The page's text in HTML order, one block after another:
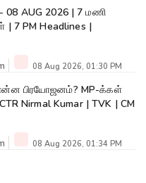
08 AUG 2026 | 7 மணி
| 7 PM Headlines |
08 Aug 2026, 01:30 PM
MP-க்கள்
Kumar | TVK | CM
08 Aug 2026, 01:34 PM